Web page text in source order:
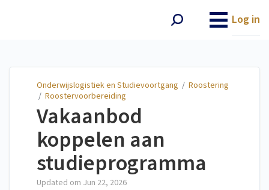
Log in
Onderwijslogistiek en Studievoortgang / Roostering
/ Roostervoorbereiding
Vakaanbod
koppelen aan
studieprogramma
Updated om Jun 22, 2026